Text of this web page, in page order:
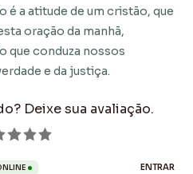
é a atitude de um cristão, que
oração da manhã,
que conduza nossos
e da justiça.